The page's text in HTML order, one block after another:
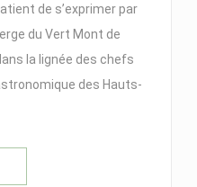
de s’exprimer par
du Vert Mont de
la lignée des chefs
des Hauts-
UNA NUOVA FINESTRA))